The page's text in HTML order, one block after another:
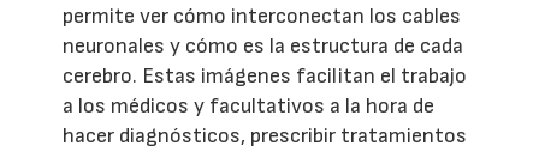
permite ver cómo interconectan los cables
neuronales y cómo es la estructura de cada
cerebro. Estas imágenes facilitan el trabajo
a los médicos y facultativos a la hora de
hacer diagnósticos, prescribir tratamientos